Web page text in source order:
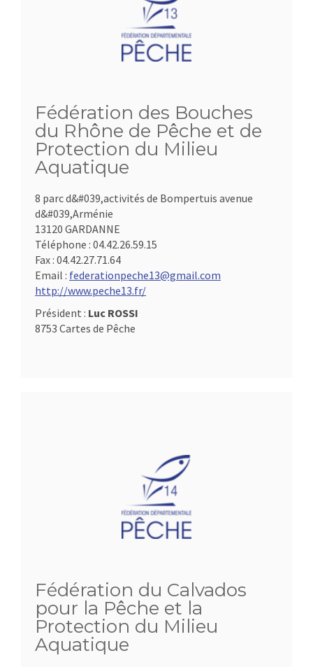
Fédération des Bouches
du Rhône de Pêche et de
Protection du Milieu
Aquatique
8 parc d&#039,activités de Bompertuis avenue
d&#039,Arménie
13120 GARDANNE
Téléphone : 04.42.26.59.15
Fax : 04.42.27.71.64
Email : federationpeche13@gmail.com
http://www.peche13.fr/
Président : Luc ROSSI
8753 Cartes de Pêche
Fédération du Calvados
pour la Pêche et la
Protection du Milieu
Aquatique